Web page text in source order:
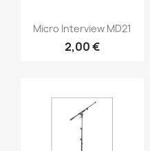
Vorschau
Micro Interview MD21
2,00 €